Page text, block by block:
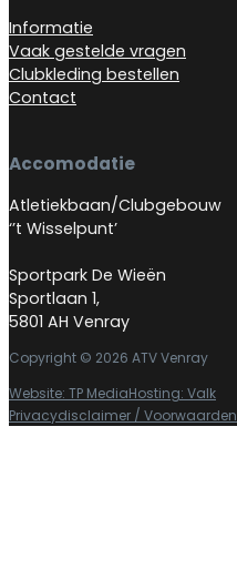
Informatie
Vaak gestelde vragen
Clubkleding bestellen
Contact
Accomodatie
Atletiekbaan/Clubgebouw
‘’t Wisselpunt’
Sportpark De Wieën
Sportlaan 1,
5801 AH Venray
Copyright © 2026 ATV Venray
Website: TP MediaHosting: Valk
Privacydisclaimer / Voorwaarden